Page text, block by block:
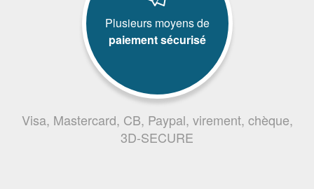
Plusieurs moyens de
paiement sécurisé
Visa, Mastercard, CB, Paypal, virement, chèque,
3D-SECURE